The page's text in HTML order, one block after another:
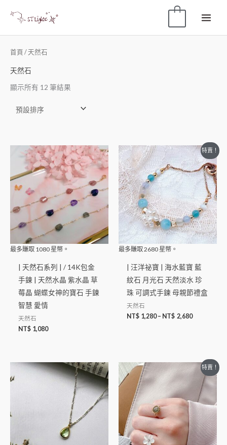
首頁 / 天然石
天然石
顯示所有 12 筆結果
最多賺取 1080 星幣。
| 天然石系列 | / 14K包金
手鍊 | 天然水晶 紫水晶 草
莓晶 蝴蝶女神的寶石 手鍊
智慧 愛情
天然石
NT$ 1,080
特賣！
最多賺取2680 星幣。
| 汪洋祕寶 | 海水藍寶 藍
紋石 月光石 天然淡水 珍
珠 可調式手鍊 母親節禮盒
天然石
NT$ 1,280– NT$ 2,680
特賣！